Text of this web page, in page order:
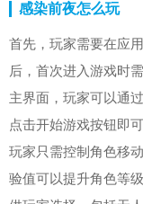
感染前夜怎么玩
首先，玩家需要在应
后，首次进入游戏时
主界面，玩家可以通
点击开始游戏按钮即
玩家只需控制角色移
验值可以提升角色等